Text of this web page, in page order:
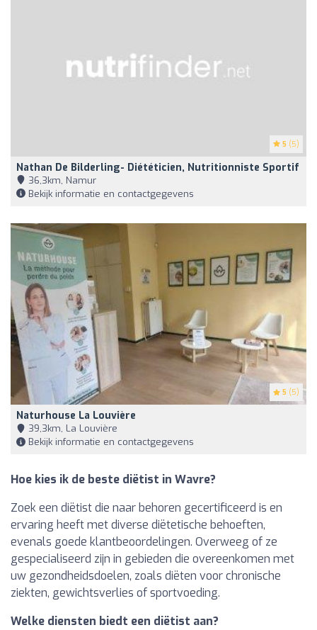
5 (5)
Nathan De Bilderling- Diététicien, Nutritionniste Sportif
36,3km, Namur
Bekijk informatie en contactgegevens
5 (5)
Naturhouse La Louvière
39,3km, La Louvière
Bekijk informatie en contactgegevens
Hoe kies ik de beste diëtist in Wavre?
Zoek een diëtist die naar behoren gecertificeerd is en
ervaring heeft met diverse diëtetische behoeften,
evenals goede klantbeoordelingen. Overweeg of ze
gespecialiseerd zijn in gebieden die overeenkomen met
uw gezondheidsdoelen, zoals diëten voor chronische
ziekten, gewichtsverlies of sportvoeding.
Welke diensten biedt een diëtist aan?